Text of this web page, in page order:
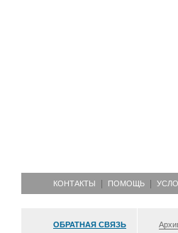
КОНТАКТЫ ПОМОЩЬ
ОБРАТНАЯ СВЯЗЬ